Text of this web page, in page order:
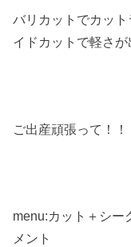
バリカットでカッ
イドカットで軽さが
ご出産頑張って！！
menu:カット＋シー
メント